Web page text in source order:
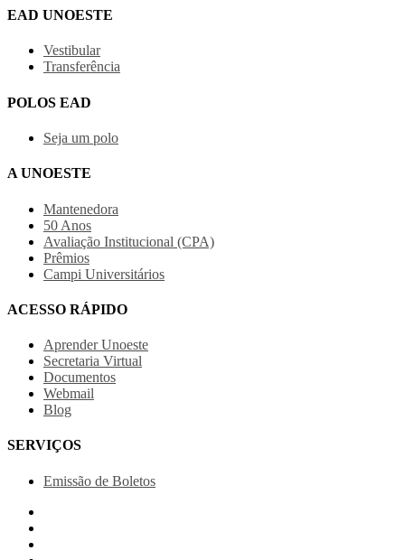
EAD UNOESTE
Vestibular
Transferência
POLOS EAD
Seja um polo
A UNOESTE
Mantenedora
50 Anos
Avaliação Institucional (CPA)
Prêmios
Campi Universitários
ACESSO RÁPIDO
Aprender Unoeste
Secretaria Virtual
Documentos
Webmail
Blog
SERVIÇOS
Emissão de Boletos